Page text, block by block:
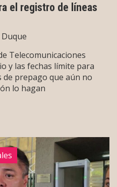
el registro de líneas
Duque
Telecomunicaciones
y las fechas límite para
de prepago que aún no
lo hagan